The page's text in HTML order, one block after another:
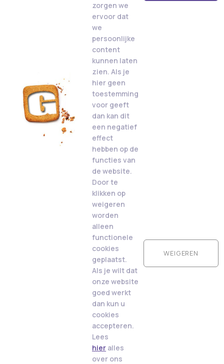
zorgen we
ervoor dat
we
persoonlijke
content
kunnen laten
zien. Als je
hier geen
toestemming
voor geeft
dan kan dit
een negatief
effect
hebben op de
functies van
de website.
Door te
klikken op
weigeren
worden
alleen
functionele
cookies
geplaatst.
Als je wilt dat
onze website
goed werkt
dan kun u
cookies
accepteren.
Lees
hier alles
over ons
WEIGEREN